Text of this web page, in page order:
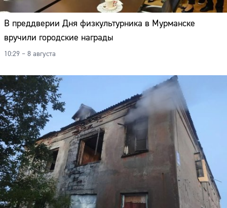
В преддверии Дня физкультурника в Мурманске
вручили городские награды
10:29 – 8 августа